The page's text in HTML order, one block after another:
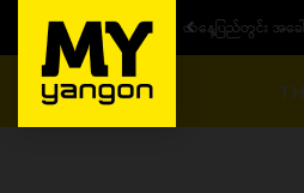
ယနေ့ပြည်တွင်း ၁၅ ပဲရည်ရွှေ